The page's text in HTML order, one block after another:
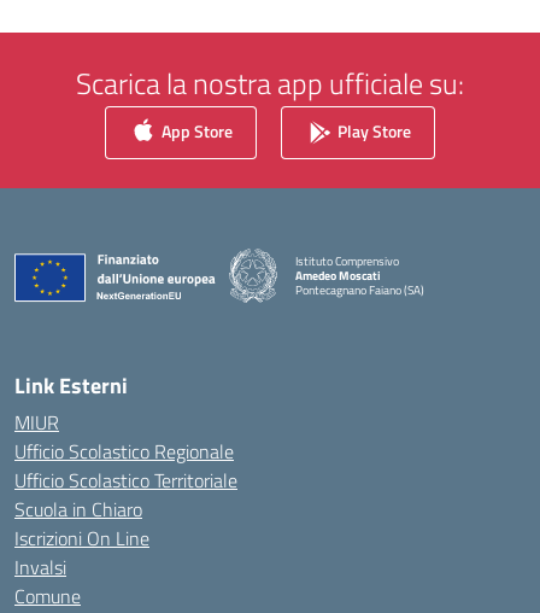
Scarica la nostra app ufficiale su:
App Store Play Store
Istituto Comprensivo
Amedeo Moscati
Pontecagnano Faiano (SA)
— Visita la pagina iniziale della scuola
Link Esterni
MIUR
Ufficio Scolastico Regionale
Ufficio Scolastico Territoriale
Scuola in Chiaro
Iscrizioni On Line
Invalsi
Comune